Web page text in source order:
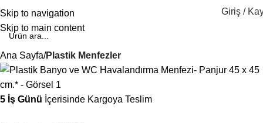
Skip to navigation
Skip to main content
Giriş /
Ana Sayfa Plastik Menfezler
5 İş Günü İçerisinde Kargoya Teslim